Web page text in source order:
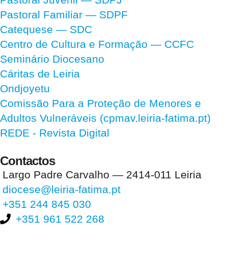
Pastoral Familiar — SDPF
Catequese — SDC
Centro de Cultura e Formação — CCFC
Seminário Diocesano
Cáritas de Leiria
Ondjoyetu
Comissão Para a Proteção de Menores e
Adultos Vulneráveis (cpmav.leiria-fatima.pt)
REDE - Revista Digital
Contactos
Largo Padre Carvalho — 2414-011 Leiria
diocese@leiria-fatima.pt
+351 244 845 030
+351 961 522 268